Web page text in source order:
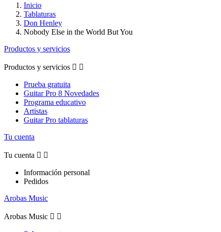
Inicio
Tablaturas
Don Henley
Nobody Else in the World But You
Productos y servicios
Productos y servicios  
Prueba gratuita
Guitar Pro 8 Novedades
Programa educativo
Artistas
Guitar Pro tablaturas
Tu cuenta
Tu cuenta  
Información personal
Pedidos
Arobas Music
Arobas Music  